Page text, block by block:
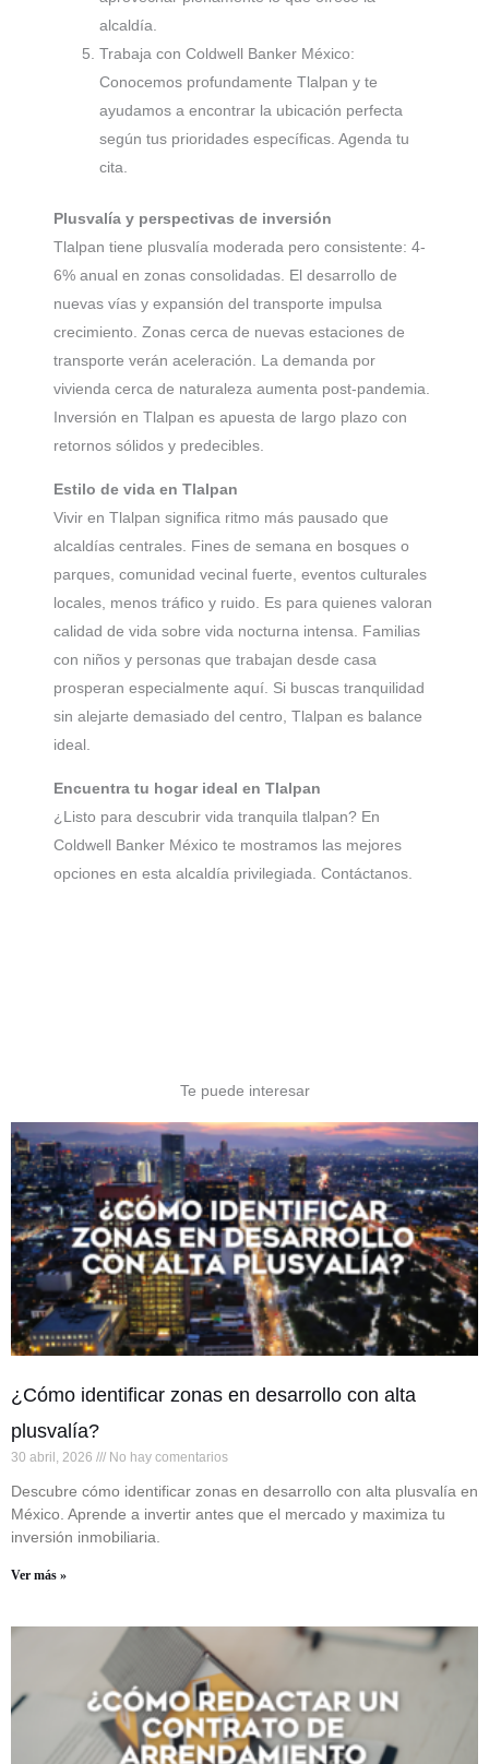
alcaldía.
Trabaja con Coldwell Banker México:
Conocemos profundamente Tlalpan y te
ayudamos a encontrar la ubicación perfecta
según tus prioridades específicas. Agenda tu
cita.
Plusvalía y perspectivas de inversión
Tlalpan tiene plusvalía moderada pero consistente: 4-
6% anual en zonas consolidadas. El desarrollo de
nuevas vías y expansión del transporte impulsa
crecimiento. Zonas cerca de nuevas estaciones de
transporte verán aceleración. La demanda por
vivienda cerca de naturaleza aumenta post-pandemia.
Inversión en Tlalpan es apuesta de largo plazo con
retornos sólidos y predecibles.
Estilo de vida en Tlalpan
Vivir en Tlalpan significa ritmo más pausado que
alcaldías centrales. Fines de semana en bosques o
parques, comunidad vecinal fuerte, eventos culturales
locales, menos tráfico y ruido. Es para quienes valoran
calidad de vida sobre vida nocturna intensa. Familias
con niños y personas que trabajan desde casa
prosperan especialmente aquí. Si buscas tranquilidad
sin alejarte demasiado del centro, Tlalpan es balance
ideal.
Encuentra tu hogar ideal en Tlalpan
¿Listo para descubrir vida tranquila tlalpan? En
Coldwell Banker México te mostramos las mejores
opciones en esta alcaldía privilegiada. Contáctanos.
Te puede interesar
¿Cómo identificar zonas en desarrollo con alta
plusvalía?
30 abril, 2026 No hay comentarios
Descubre cómo identificar zonas en desarrollo con alta plusvalía en
México. Aprende a invertir antes que el mercado y maximiza tu
inversión inmobiliaria.
Ver más »